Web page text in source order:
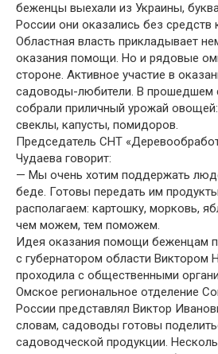
беженцы выехали из Украины,
России они оказались без средств
Областная власть прикладывает
оказания помощи. Но и рядовые
стороне. Активное участие в
садоводы-любители. В прошедшем
собрали приличный урожай
свеклы, капусты, помидоров.
Председатель СНТ
Чудаева говорит:
— Мы очень хотим поддержать
беде. Готовы передать им
располагаем: картошку, морковь,
чем можем, тем поможем.
Идея оказания помощи беженцам
с губернатором области Виктором
проходила с общественными
Омское региональное отделение
России представлял Виктор
словам, садоводы готовы
садоводческой продукции.